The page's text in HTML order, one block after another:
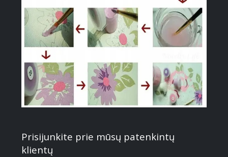
Prisijunkite prie mūsų patenkintų
klientų